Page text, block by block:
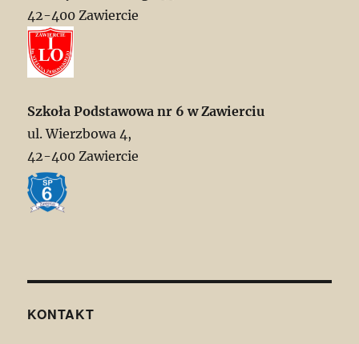
42-400 Zawiercie
Szkoła Podstawowa nr 6 w Zawierciu
ul. Wierzbowa 4,
42-400 Zawiercie
KONTAKT